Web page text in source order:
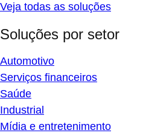
Veja todas as soluções
Soluções por setor
Automotivo
Serviços financeiros
Saúde
Industrial
Mídia e entretenimento